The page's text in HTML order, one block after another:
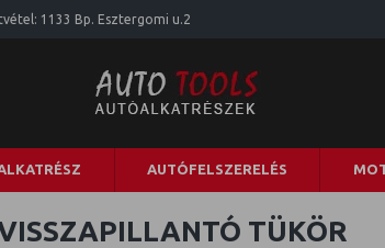
1133 Bp. Esztergomi u.2
AUTÓFELSZERELÉS
TÜKÖR